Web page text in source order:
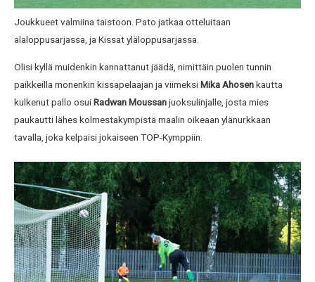
Joukkueet valmiina taistoon. Pato jatkaa otteluitaan
alaloppusarjassa, ja Kissat yläloppusarjassa.
Olisi kyllä muidenkin kannattanut jäädä, nimittäin puolen tunnin
paikkeilla monenkin kissapelaajan ja viimeksiMika Ahosenkautta
kulkenut pallo osuiRadwan Moussanjuoksulinjalle, josta mies
paukautti lähes kolmestakympistä maalin oikeaan ylänurkkaan
tavalla, joka kelpaisi jokaiseen TOP-Kymppiin.